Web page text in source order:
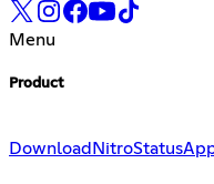
Menu
Product
Download NitroStatus